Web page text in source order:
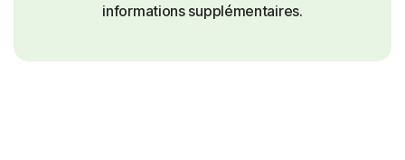
informations supplémentaires.